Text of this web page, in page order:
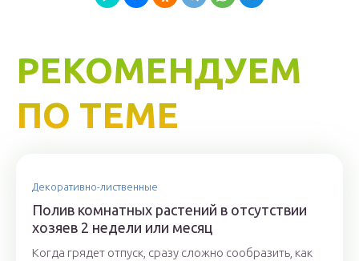
РЕКОМЕНДУЕМ
ПО ТЕМЕ
Декоративно-лиственные
Полив комнатных растений в отсутствии
хозяев 2 недели или месяц
Когда грядет отпуск, сразу сложно сообразить, как